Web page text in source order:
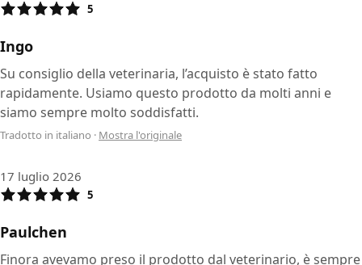
5
Ingo
Su consiglio della veterinaria, l’acquisto è stato fatto
rapidamente. Usiamo questo prodotto da molti anni e
siamo sempre molto soddisfatti.
Tradotto in italiano · Mostra l'originale
17 luglio 2026
5
Paulchen
Finora avevamo preso il prodotto dal veterinario, è sempre